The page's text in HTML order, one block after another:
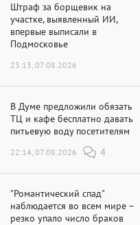
Штраф за борщевик на
участке, выявленный ИИ,
впервые выписали в
Подмосковье
23:13, 07.08.2026
В Думе предложили обязать
ТЦ и кафе бесплатно давать
питьевую воду посетителям
22:14, 07.08.2026 4
"Романтический спад"
наблюдается во всем мире –
резко упало число браков